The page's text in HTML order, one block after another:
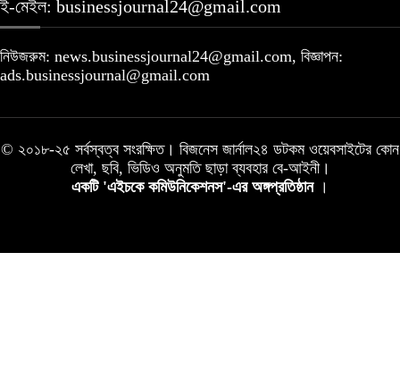
ই-মেইল: businessjournal24@gmail.com
নিউজরুম: news.businessjournal24@gmail.com, বিজ্ঞাপন:
ads.businessjournal@gmail.com
© ২০১৮-২৫ সর্বস্বত্ব সংরক্ষিত। বিজনেস জার্নাল২৪ ডটকম ওয়েবসাইটের কোন
লেখা, ছবি, ভিডিও অনুমতি ছাড়া ব্যবহার বে-আইনী।
একটি 'এইচকে কমিউনিকেশনস'-এর অঙ্গপ্রতিষ্ঠান ।